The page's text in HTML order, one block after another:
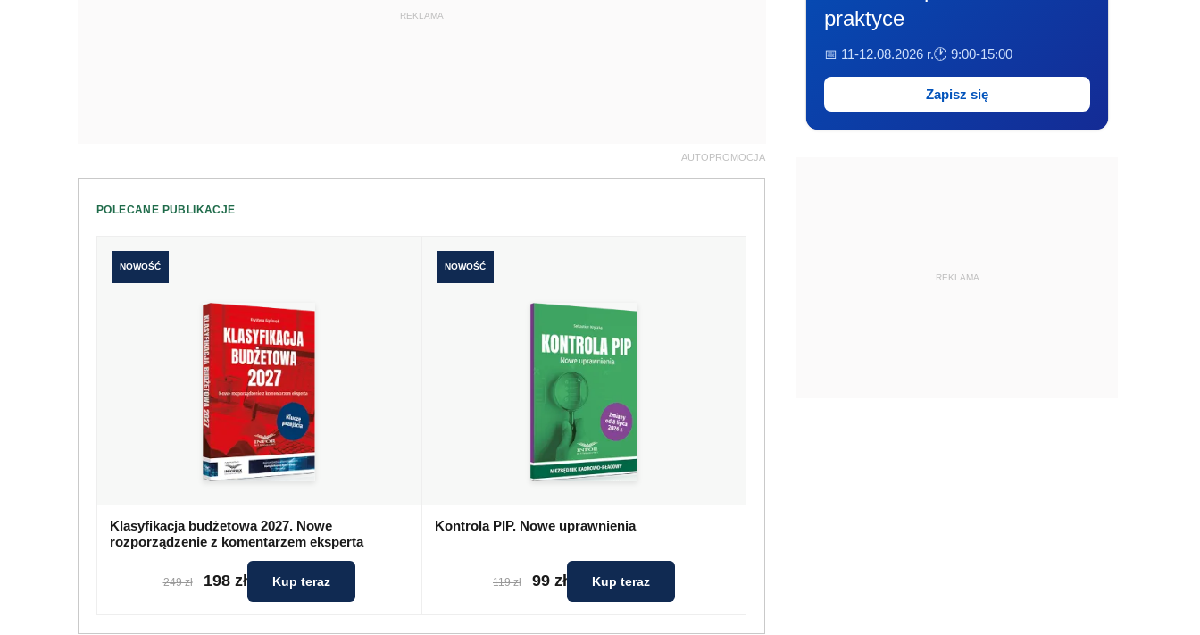
REKLAMA
AUTOPROMOCJA
POLECANE PUBLIKACJE
NOWOŚĆ
Klasyfikacja budżetowa 2027. Nowe
rozporządzenie z komentarzem eksperta
249 zł 198 zł Kup teraz
NOWOŚĆ
Kontrola PIP. Nowe uprawnienia
119 zł 99 zł Kup teraz
praktyce
📅 11-12.08.2026 r.🕐 9:00-15:00
Zapisz się
REKLAMA